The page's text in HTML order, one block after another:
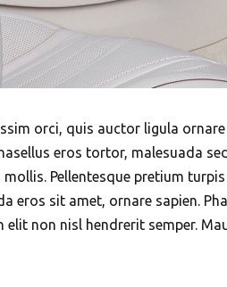
orci, quis auctor ligula
eros tortor, malesuada
mollis. Pellentesque pretium
eros sit amet, ornare sapien.
elit non nisl hendrerit semper.